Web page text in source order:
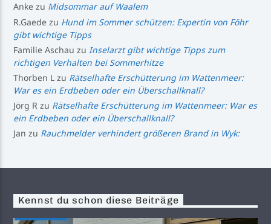
Anke zu Midsommar auf Waalem
R.Gaede zu Hund im Sommer schützen: Expertin von Föhr
gibt wichtige Tipps
Familie Aschau zu Inselarzt gibt wichtige Tipps zum
richtigen Verhalten bei Sommerhitze
Thorben L zu Rätselhafte Erschütterung im Wattenmeer:
War es ein Erdbeben oder ein Überschallknall?
Jörg R zu Rätselhafte Erschütterung im Wattenmeer: War es
ein Erdbeben oder ein Überschallknall?
Jan zu Rauchmelder verhindert größeren Brand in Wyk:
Kennst du schon diese Beiträge